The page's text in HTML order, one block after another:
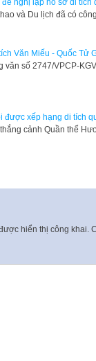
và Du lịch đã có
Văn Miếu - Quốc Tử
văn số 2747/VPCP-
được xếp hạng di tích
cảnh Quần thể
hiển thị công khai.